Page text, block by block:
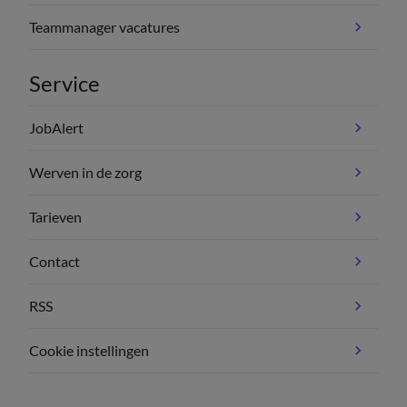
Teammanager vacatures
Service
JobAlert
Werven in de zorg
Tarieven
Contact
RSS
Cookie instellingen